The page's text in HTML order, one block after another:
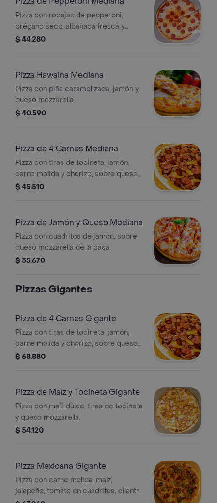
Pizza con rodajas de pepperoni,
orégano seco, albahaca fresca y
queso mozzarella de la casa.
$ 44.280
Pizza Hawaina Mediana
Pizza con piña caramelizada, jamón y
queso mozzarella.
$ 40.590
Pizza de 4 Carnes Mediana
Pizza con tiras de tocineta, jamón,
carne molida y chorizo, sobre queso
mozzarella de la casa.
$ 45.510
Pizza de Jamón y Queso Mediana
Pizza con cuadritos de jamón, sobre
queso mozzarella de la casa.
$ 35.670
Pizzas Gigantes
Pizza de 4 Carnes Gigante
Pizza con tiras de tocineta, jamón,
carne molida y chorizo, sobre queso
mozzarella de la casa.
$ 68.880
Pizza de Maíz y Tocineta Gigante
Pizza con maíz dulce, tiras de tocineta
y queso mozzarella.
$ 54.120
Pizza Mexicana Gigante
Pizza con carne molida, maíz,
jalapeño, tomate en cuadritos, cilantro